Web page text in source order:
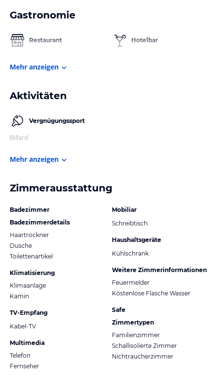
Gastronomie
Restaurant Hotelbar
Mehr anzeigen
Aktivitäten
Vergnügungssport
Billard
Mehr anzeigen
Zimmerausstattung
Badezimmer
Badezimmerdetails
Haartrockner
Dusche
Toilettenartikel
Klimatisierung
Klimaanlage
Kamin
TV-Empfang
Kabel-TV
Multimedia
Telefon
Fernseher
Mobiliar
Schreibtisch
Haushaltsgeräte
Kühlschrank
Weitere Zimmerinformationen
Feuermelder
Kostenlose Flasche Wasser
Safe
Zimmertypen
Familienzimmer
Schallisolierte Zimmer
Nichtraucherzimmer